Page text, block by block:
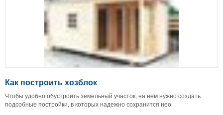
Как построить хозблок
Чтобы удобно обустроить земельный участок, на нем нужно создать
подсобные постройки, в которых надежно сохранится нео